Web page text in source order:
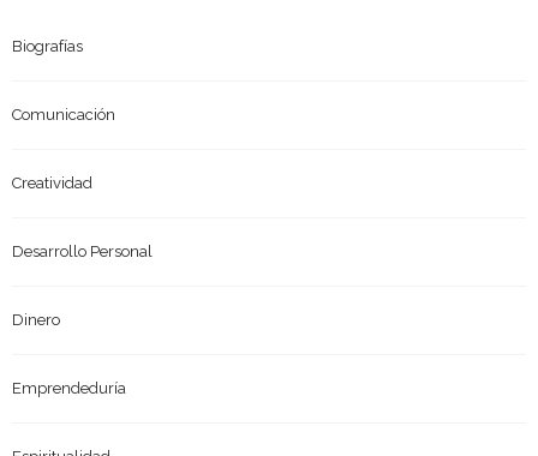
Biografías
Comunicación
Creatividad
Desarrollo Personal
Dinero
Emprendeduría